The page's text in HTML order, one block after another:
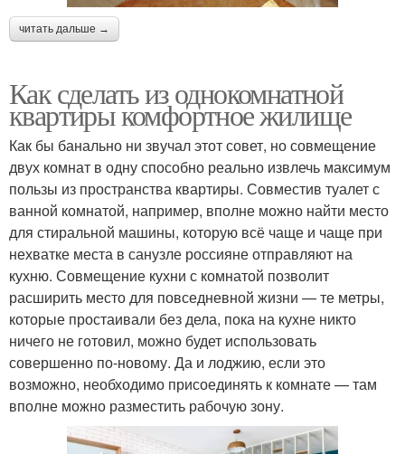
читать дальше →
Как сделать из однокомнатной
квартиры комфортное жилище
Как бы банально ни звучал этот совет, но совмещение
двух комнат в одну способно реально извлечь максимум
пользы из пространства квартиры. Совместив туалет с
ванной комнатой, например, вполне можно найти место
для стиральной машины, которую всё чаще и чаще при
нехватке места в санузле россияне отправляют на
кухню. Совмещение кухни с комнатой позволит
расширить место для повседневной жизни — те метры,
которые простаивали без дела, пока на кухне никто
ничего не готовил, можно будет использовать
совершенно по-новому. Да и лоджию, если это
возможно, необходимо присоединять к комнате — там
вполне можно разместить рабочую зону.